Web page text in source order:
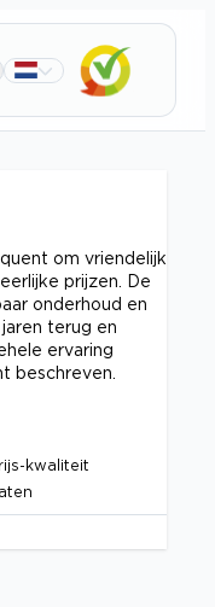
om vriendelijk
prijzen. De
onderhoud en
terug en
ervaring
beschreven.
kwaliteit